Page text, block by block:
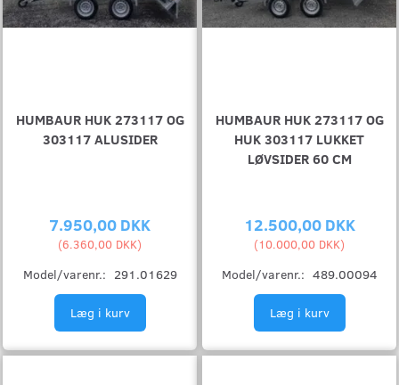
HUMBAUR HUK 273117 OG
303117 ALUSIDER
7.950,00 DKK
(6.360,00 DKK)
Model/varenr.: 291.01629
Læg i kurv
HUMBAUR HUK 273117 OG
HUK 303117 LUKKET
LØVSIDER 60 CM
12.500,00 DKK
(10.000,00 DKK)
Model/varenr.: 489.00094
Læg i kurv